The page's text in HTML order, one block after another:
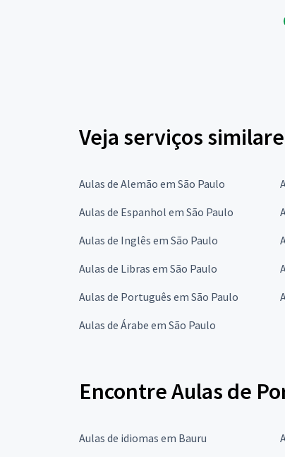
Veja serviços
Aulas de Alemão em São Paulo
Aulas de Espanhol em São Paulo
Aulas de Inglês em São Paulo
Aulas de Libras em São Paulo
Aulas de Português em São Paulo
Aulas de Árabe em São Paulo
Encontre Aulas de
Aulas de idiomas em Bauru